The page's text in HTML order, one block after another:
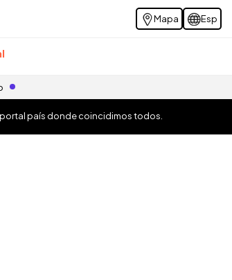
Mapa Esp
portal país donde coincidimos todos.